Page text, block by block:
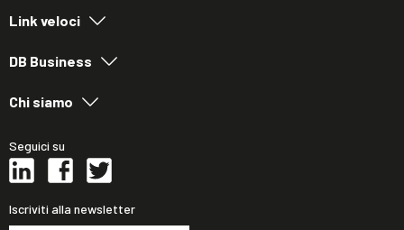
Link veloci
DB Business
Chi siamo
Seguici su
Iscriviti alla newsletter